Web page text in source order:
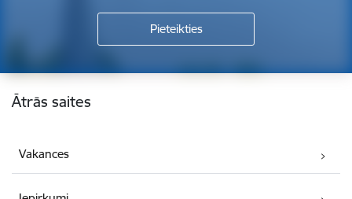
Kājene
Ātrās saites
Vakances